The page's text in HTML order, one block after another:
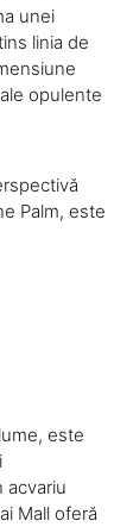
unei
linia de
opulente
Palm, este
este
acvariu
Mall oferă